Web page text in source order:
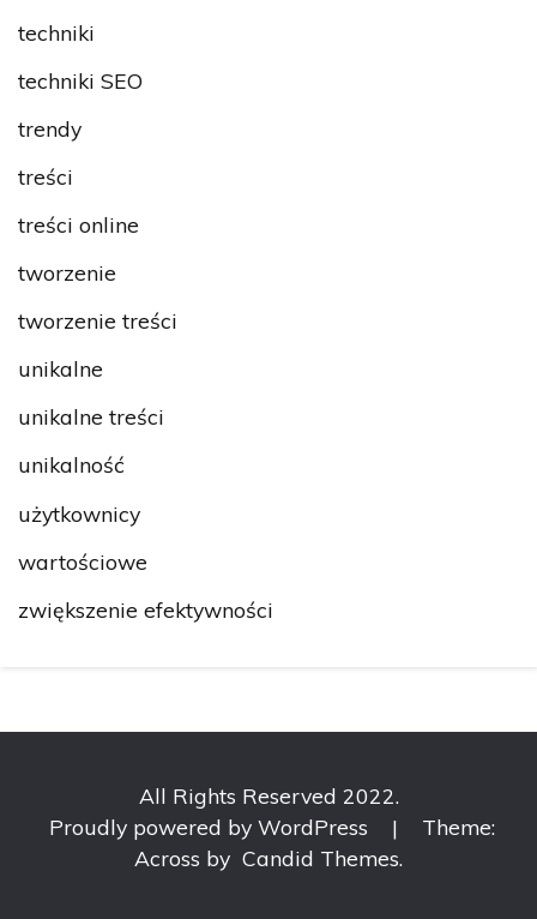
techniki
techniki SEO
trendy
treści
treści online
tworzenie
tworzenie treści
unikalne
unikalne treści
unikalność
użytkownicy
wartościowe
zwiększenie efektywności
All Rights Reserved 2022.
Proudly powered by WordPress
|
Theme:
Across by Candid Themes.